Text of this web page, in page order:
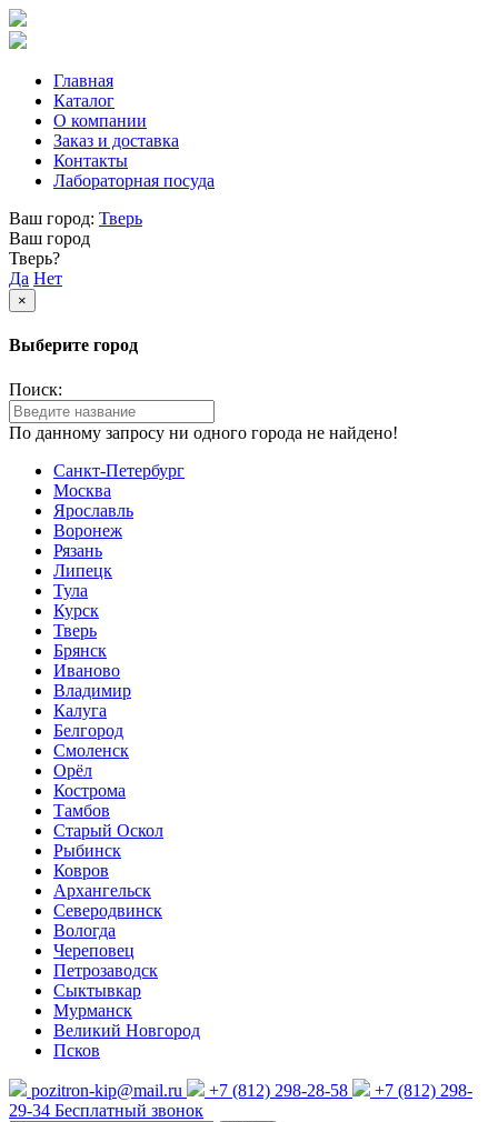
Главная
Каталог
О компании
Заказ и доставка
Контакты
Лабораторная посуда
Ваш город: Тверь
Ваш город
Тверь?
Да Нет
×
Выберите город
Поиск:
По данному запросу ни одного города не найдено!
Санкт-Петербург
Москва
Ярославль
Воронеж
Рязань
Липецк
Тула
Курск
Тверь
Брянск
Иваново
Владимир
Калуга
Белгород
Смоленск
Орёл
Кострома
Тамбов
Старый Оскол
Рыбинск
Ковров
Архангельск
Северодвинск
Вологда
Череповец
Петрозаводск
Сыктывкар
Мурманск
Великий Новгород
Псков
pozitron-kip@mail.ru +7 (812) 298-28-58
+7 (812) 298-
29-34 Бесплатный звонок